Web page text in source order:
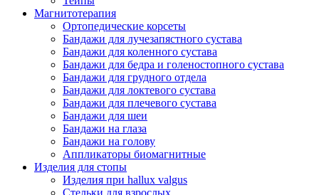
Магнитотерапия
Ортопедические корсеты
Бандажи для лучезапястного сустава
Бандажи для коленного сустава
Бандажи для бедра и голеностопного сустава
Бандажи для грудного отдела
Бандажи для локтевого сустава
Бандажи для плечевого сустава
Бандажи для шеи
Бандажи на глаза
Бандажи на голову
Аппликаторы биомагнитные
Изделия для стопы
Изделия при hallux valgus
Стельки для взрослых